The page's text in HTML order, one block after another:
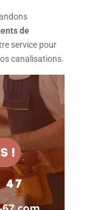
de
service pour
canalisations.